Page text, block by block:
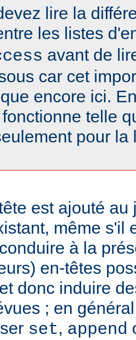
lire la
les listes
avant de
car cet
encore ici.
telle
pour la
est ajouté au
même s'il
à la
en-têtes
donc induire
; en
set, append